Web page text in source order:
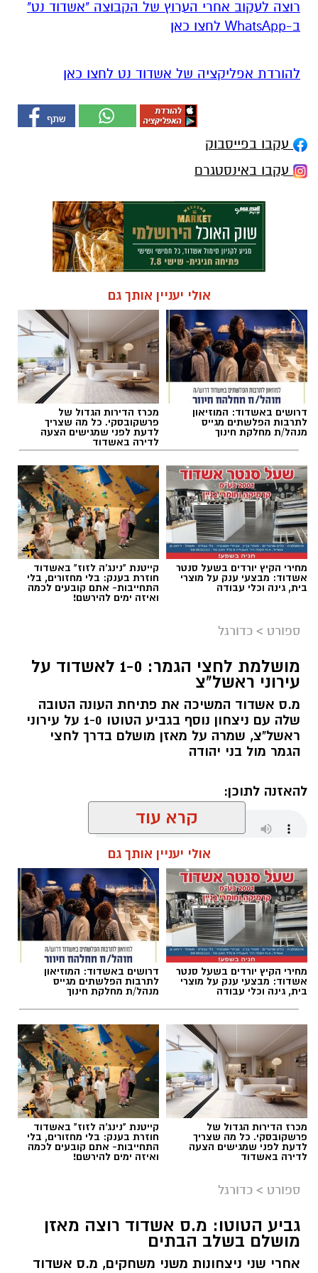
רוצה לעקוב אחרי הערוץ של הקבוצה "אשדוד נט"
ב-WhatsApp לחצו כאן
להורדת אפליקציה של אשדוד נט לחצו כאן
עקבו בפייסבוק
עקבו באינסטגרם
אולי יעניין אותך גם
דרושים באשדוד: המוזיאון
לתרבות הפלשתים מגייס
מנהל/ת מחלקת חינוך
מכרז הדירות הגדול של
פרשקובסקי. כל מה שצריך
לדעת לפני שמגישים הצעה
לדירה באשדוד
מחירי הקיץ יורדים בשעל סנטר
אשדוד: מבצעי ענק על מוצרי
בית, גינה וכלי עבודה
קייטנת "נינג'ה לזוז" באשדוד
חוזרת בענק: בלי מחזורים, בלי
התחייבות- אתם קובעים לכמה
ואיזה ימים להירשם!
ספורט > כדורגל
מושלמת לחצי הגמר: 1-0 לאשדוד על
עירוני ראשל"צ
מ.ס אשדוד המשיכה את פתיחת העונה הטובה
שלה עם ניצחון נוסף בגביע הטוטו 1-0 על עירוני
ראשל"צ, שמרה על מאזן מושלם בדרך לחצי
הגמר מול בני יהודה
להאזנה לתוכן:
שחר כחלון / 01:54 07.08.26
תגים:מ.ס אשדוד, גביע הטוטו, עירוני ראשל"צ
צילום: מ.ס אשדוד
קרא עוד
אולי יעניין אותך גם
מחירי הקיץ יורדים בשעל סנטר
אשדוד: מבצעי ענק על מוצרי
בית, גינה וכלי עבודה
דרושים באשדוד: המוזיאון
לתרבות הפלשתים מגייס
מנהל/ת מחלקת חינוך
מכרז הדירות הגדול של
פרשקובסקי. כל מה שצריך
לדעת לפני שמגישים הצעה
לדירה באשדוד
קייטנת "נינג'ה לזוז" באשדוד
חוזרת בענק: בלי מחזורים, בלי
התחייבות- אתם קובעים לכמה
ואיזה ימים להירשם!
ספורט > כדורגל
גביע הטוטו: מ.ס אשדוד רוצה מאזן
מושלם בשלב הבתים
אחרי שני ניצחונות משני משחקים, מ.ס אשדוד